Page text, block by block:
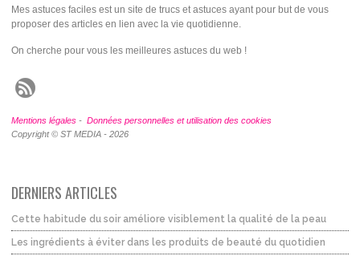
Mes astuces faciles est un site de trucs et astuces ayant pour but de vous
proposer des articles en lien avec la vie quotidienne.
On cherche pour vous les meilleures astuces du web !
Mentions légales - Données personnelles et utilisation des cookies
Copyright © ST MEDIA - 2026
DERNIERS ARTICLES
Cette habitude du soir améliore visiblement la qualité de la peau
Les ingrédients à éviter dans les produits de beauté du quotidien